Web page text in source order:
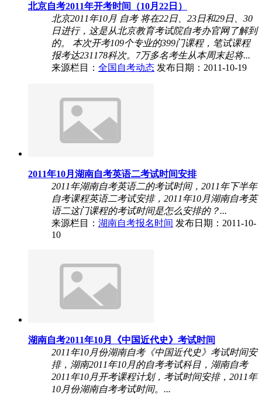
北京自考2011年开考时间（10月22日）
北京2011年10月 自考 将在22日、23日和29日、30
日进行，这是从北京教育考试院自考办官网了解到
的。 本次开考109个专业的399门课程，笔试课程
报考达231178科次。7万多名考生从本周末起将...
来源栏目： 全国自考动态 发布日期：2011-10-19
2011年10月湖南自考英语二考试时间安排
2011年湖南自考英语二的考试时间，2011年下半年
自考课程英语二考试安排，2011年10月湖南自考英
语二这门课程的考试时间是怎么安排的？...
来源栏目： 湖南自考报名时间 发布日期：2011-10-
10
湖南自考2011年10月《中国近代史》考试时间
2011年10月份湖南自考《中国近代史》考试时间安
排，湖南2011年10月的自考考试科目，湖南自考
2011年10月开考课程计划，考试时间安排，2011年
10月份湖南自考考试时间。...